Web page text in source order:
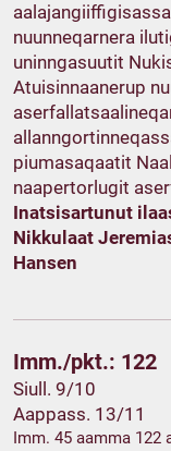
nuunneqarnera
uninngasuutit
Atuisinnaanerup
piumasaqaatit
naapertorlugit
Inatsisartunut
Nikkulaat
Hansen
Imm./pkt.: 122
Siull. 9/10
Aappass. 13/11
Imm. 45 aamma